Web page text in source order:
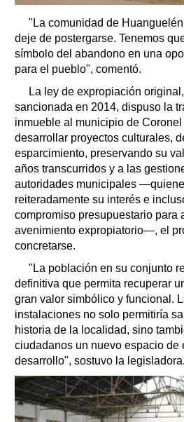
"La comunidad de
deje de postergarse. Tenemos
símbolo del abandono en una
para el pueblo", comentó.
La ley de expropiación
sancionada en 2014, dispuso la
inmueble al municipio de
desarrollar proyectos culturales,
esparcimiento, preservando su
años transcurridos y a las
autoridades municipales
reiteradamente su interés e
compromiso presupuestario para
avenimiento expropiatorio—, el
concretarse.
"La población en su conjunto
definitiva que permita recuperar
gran valor simbólico y funcional.
instalaciones no solo permitiría
historia de la localidad, sino
ciudadanos un nuevo espacio de
desarrollo", sostuvo la legisladora.